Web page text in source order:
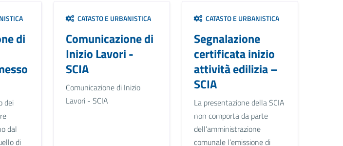
di
dei
dal
di
CATASTO E URBANISTICA
Comunicazione di
Inizio Lavori -
SCIA
Comunicazione di Inizio
Lavori - SCIA
CATASTO E URBANISTICA
Segnalazione
certificata inizio
attività edilizia –
SCIA
La presentazione della SCIA
non comporta da parte
dell’amministrazione
comunale l’emissione di